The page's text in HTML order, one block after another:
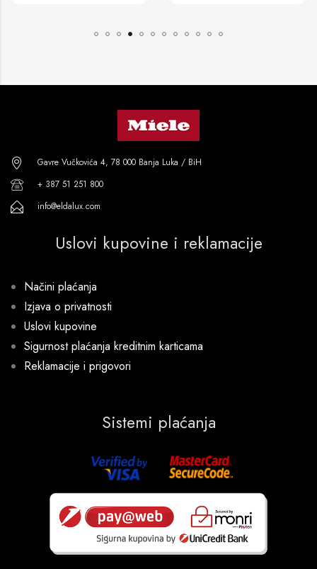
Gavre Vučkovića 4, 78 000 Banja Luka / BiH
+ 387 51 251 800
info@eldalux.com
Uslovi kupovine i reklamacije
Načini plaćanja
Izjava o privatnosti
Uslovi kupovine
Sigurnost plaćanja kreditnim karticama
Reklamacije i prigovori
Sistemi plaćanja